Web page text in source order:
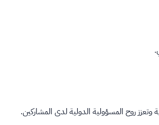
وتعزز روح المسؤولية الدولية لدى المشاركين.